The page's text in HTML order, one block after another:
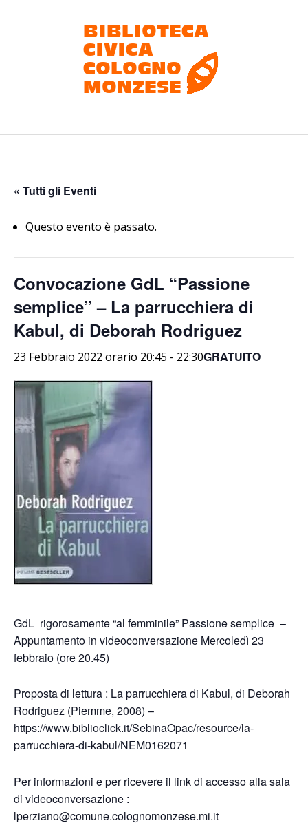
Biblioteca
Cologno
Monzese
« Tutti gli Eventi
Questo evento è passato.
Convocazione GdL “Passione
semplice” – La parrucchiera di
Kabul, di Deborah Rodriguez
23 Febbraio 2022 orario 20:45 - 22:30GRATUITO
GdL rigorosamente “al femminile” Passione semplice –
Appuntamento in videoconversazione Mercoledì 23
febbraio (ore 20.45)
Proposta di lettura : La parrucchiera di Kabul, di Deborah
Rodriguez (Piemme, 2008) –
https://www.biblioclick.it/SebinaOpac/resource/la-
parrucchiera-di-kabul/NEM0162071
Per informazioni e per ricevere il link di accesso alla sala
di videoconversazione :
lperziano@comune.colognomonzese.mi.it